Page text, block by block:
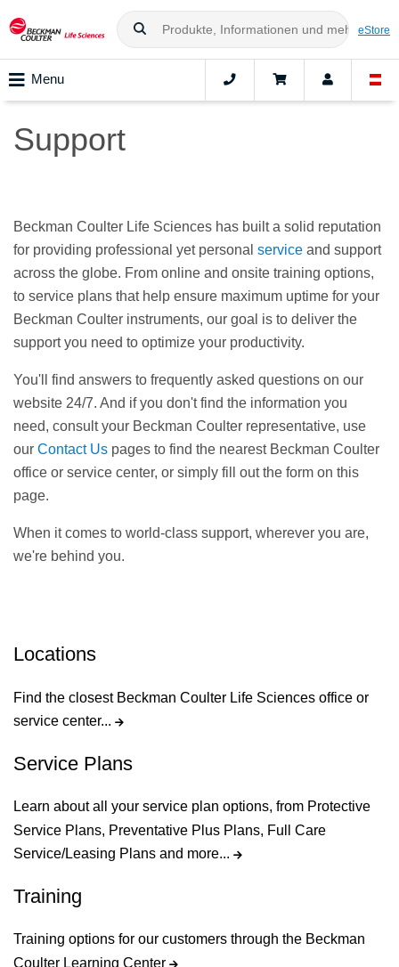
eStore
Menu
Support
Beckman Coulter Life Sciences has built a solid reputation
for providing professional yet personal service and support
across the globe. From online and onsite training options,
to service plans that help ensure maximum uptime for your
Beckman Coulter instruments, our goal is to deliver the
support you need to optimize your productivity.
You'll find answers to frequently asked questions on our
website 24/7. And if you don't find the information you
need, consult your Beckman Coulter representative, use
our Contact Us pages to find the nearest Beckman Coulter
office or service center, or simply fill out the form on this
page.
When it comes to world-class support, wherever you are,
we're behind you.
Locations
Find the closest Beckman Coulter Life Sciences office or
service center...
Service Plans
Learn about all your service plan options, from Protective
Service Plans, Preventative Plus Plans, Full Care
Service/Leasing Plans and more...
Training
Training options for our customers through the Beckman
Coulter Learning Center